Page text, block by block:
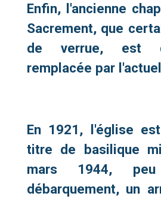
Enfin, l'ancienne
Sacrement, que
de verrue, est
remplacée par
En 1921, l'église
titre de basilique
mars 1944,
débarquement, un